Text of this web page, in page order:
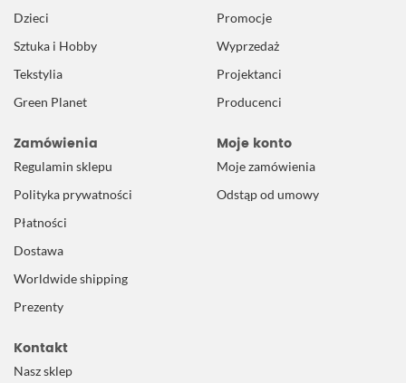
Dzieci
Sztuka i Hobby
Tekstylia
Green Planet
Promocje
Wyprzedaż
Projektanci
Producenci
Zamówienia
Regulamin sklepu
Polityka prywatności
Płatności
Dostawa
Worldwide shipping
Prezenty
Moje konto
Moje zamówienia
Odstąp od umowy
Kontakt
Nasz sklep